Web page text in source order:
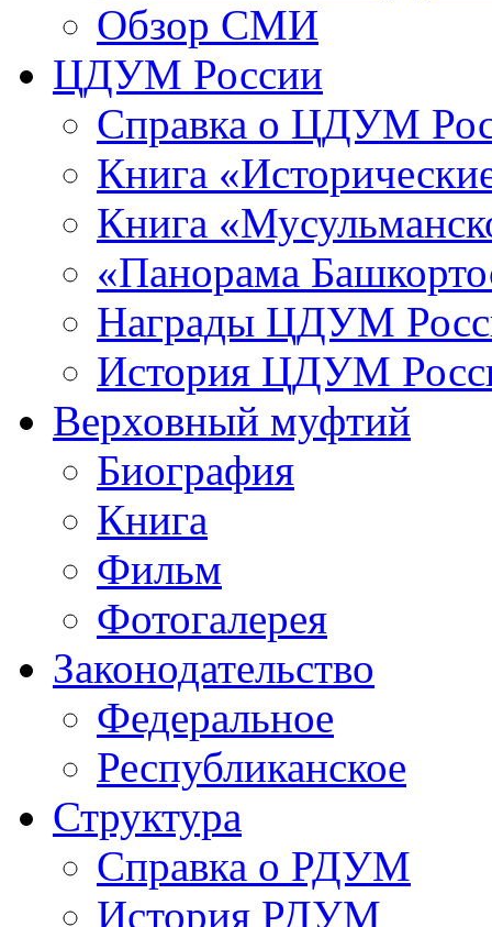
Обзор СМИ
ЦДУМ России
Справка о ЦДУМ
Книга
Книга
«Панорама
Награды ЦДУМ
История ЦДУМ
Верховный муфтий
Биография
Книга
Фильм
Фотогалерея
Законодательство
Федеральное
Республиканское
Структура
Справка о РДУМ
История РДУМ